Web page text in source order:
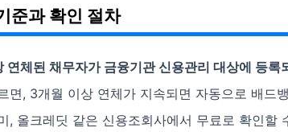
준과 확인 절차
연체된 채무자가 금융기관 신용관리 대상에 등록
면, 3개월 이상 연체가 지속되면 자동으로 배드
, 올크레딧 같은 신용조회사에서 무료로 확인할